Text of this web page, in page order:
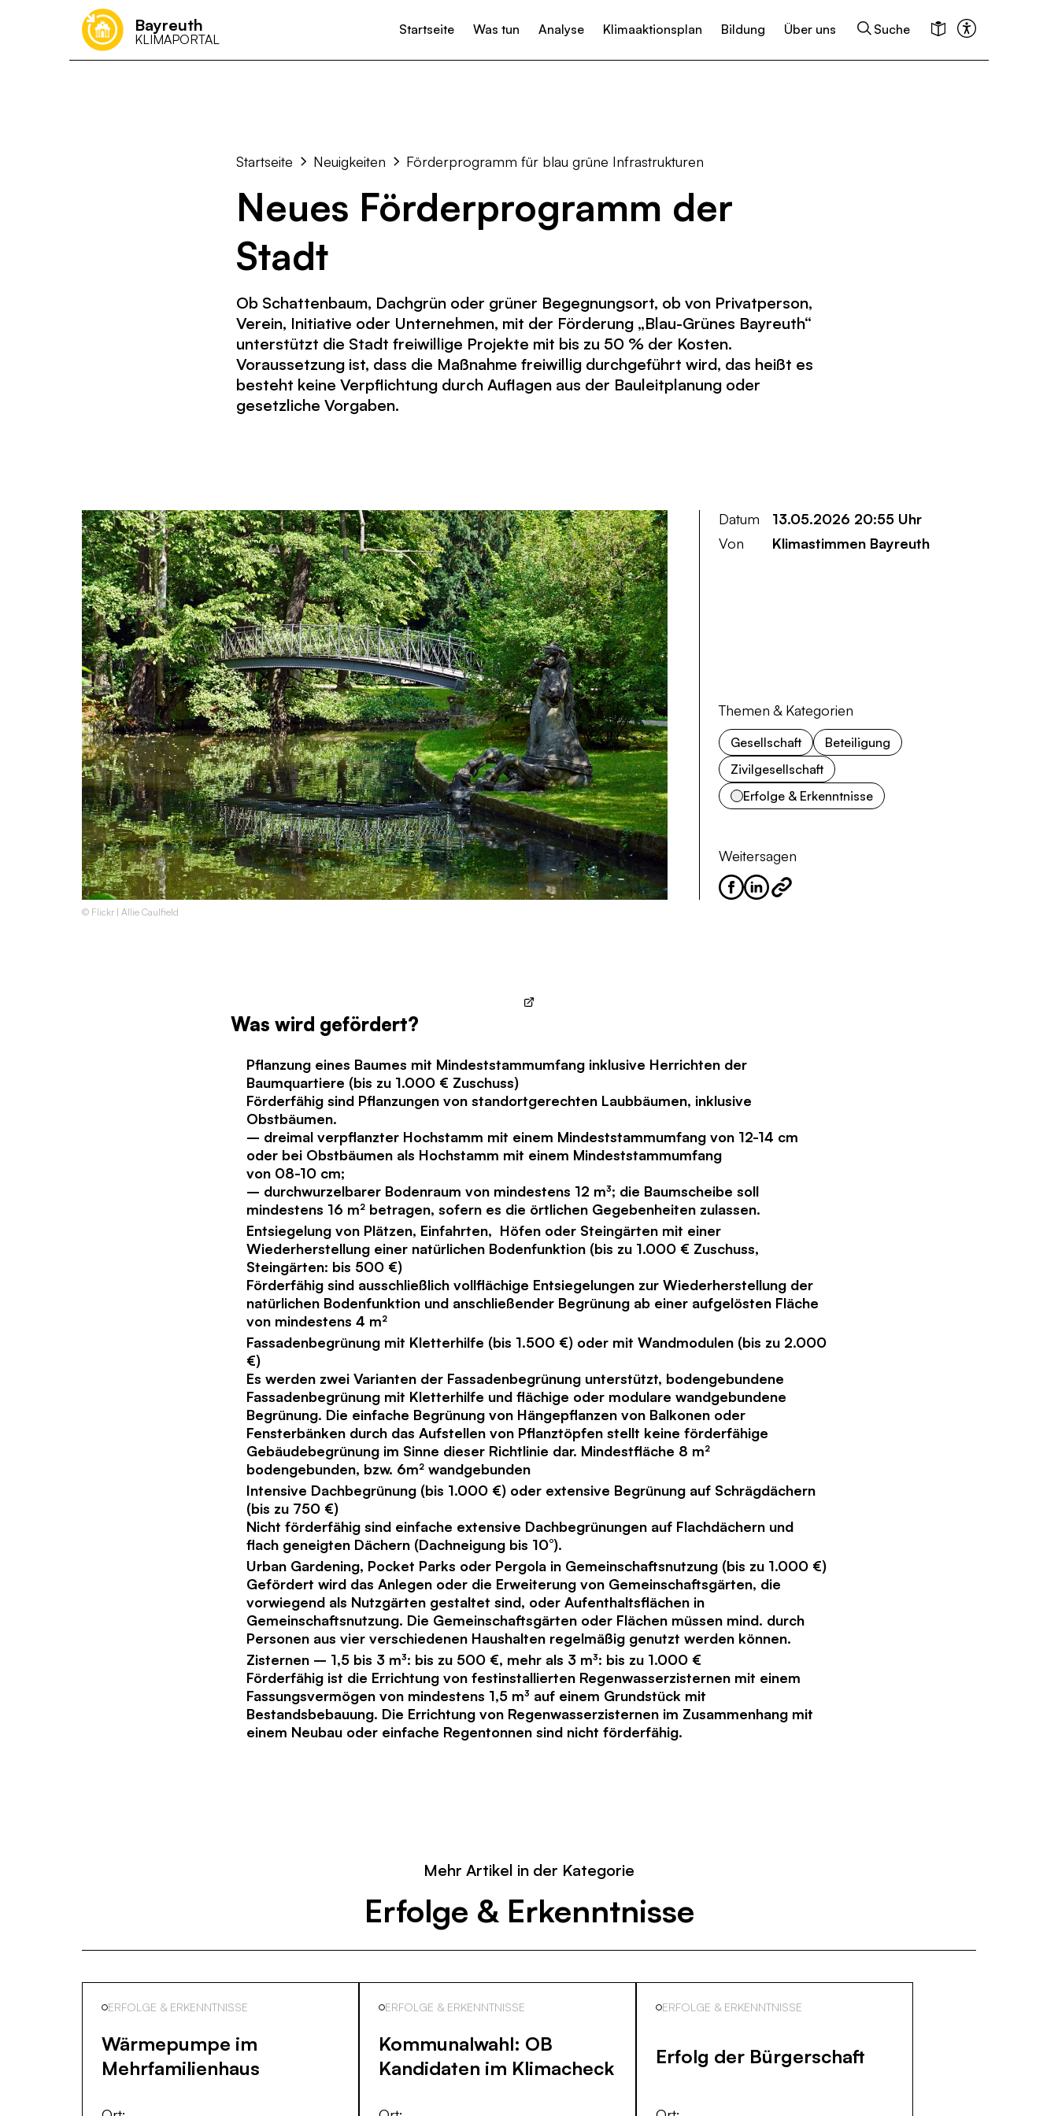
Bayreuth
KLIMAPORTAL
Startseite Was tun Analyse Klimaaktionsplan Bildung Über uns Suche
Landwirtschaft & Ernährung
Startseite Neuigkeiten Förderprogramm für blau grüne Infrastrukturen
Neues Förderprogramm der
Stadt
Ob Schattenbaum, Dachgrün oder grüner Begegnungsort, ob von Privatperson,
Verein, Initiative oder Unternehmen, mit der Förderung „Blau-Grünes Bayreuth“
unterstützt die Stadt freiwillige Projekte mit bis zu 50 % der Kosten.
Voraussetzung ist, dass die Maßnahme freiwillig durchgeführt wird, das heißt es
besteht keine Verpflichtung durch Auflagen aus der Bauleitplanung oder
gesetzliche Vorgaben.
© Flickr | Allie Caulfield
Datum
13.05.2026 20:55 Uhr
Von
Klimastimmen Bayreuth
Themen & Kategorien
Gesellschaft
Beteiligung
Zivilgesellschaft
Erfolge & Erkenntnisse
Weitersagen
Was wird gefördert?
Pflanzung eines Baumes mit Mindeststammumfang inklusive Herrichten der
Baumquartiere (bis zu 1.000 € Zuschuss)
Förderfähig sind Pflanzungen von standortgerechten Laubbäumen, inklusive
Obstbäumen.
– dreimal verpflanzter Hochstamm mit einem Mindeststammumfang von 12-14 cm
oder bei Obstbäumen als Hochstamm mit einem Mindeststammumfang
von 08-10 cm;
– durchwurzelbarer Bodenraum von mindestens 12 m³; die Baumscheibe soll
mindestens 16 m² betragen, sofern es die örtlichen Gegebenheiten zulassen.
Entsiegelung von Plätzen, Einfahrten, Höfen oder Steingärten mit einer
Wiederherstellung einer natürlichen Bodenfunktion (bis zu 1.000 € Zuschuss,
Steingärten: bis 500 €)
Förderfähig sind ausschließlich vollflächige Entsiegelungen zur Wiederherstellung der
natürlichen Bodenfunktion und anschließender Begrünung ab einer aufgelösten Fläche
von mindestens 4 m²
Fassadenbegrünung mit Kletterhilfe (bis 1.500 €) oder mit Wandmodulen (bis zu 2.000
€)
Es werden zwei Varianten der Fassadenbegrünung unterstützt, bodengebundene
Fassadenbegrünung mit Kletterhilfe und flächige oder modulare wandgebundene
Begrünung. Die einfache Begrünung von Hängepflanzen von Balkonen oder
Fensterbänken durch das Aufstellen von Pflanztöpfen stellt keine förderfähige
Gebäudebegrünung im Sinne dieser Richtlinie dar. Mindestfläche 8 m²
bodengebunden, bzw. 6m² wandgebunden
Intensive Dachbegrünung (bis 1.000 €) oder extensive Begrünung auf Schrägdächern
(bis zu 750 €)
Nicht förderfähig sind einfache extensive Dachbegrünungen auf Flachdächern und
flach geneigten Dächern (Dachneigung bis 10°).
Urban Gardening, Pocket Parks oder Pergola in Gemeinschaftsnutzung (bis zu 1.000 €)
Gefördert wird das Anlegen oder die Erweiterung von Gemeinschaftsgärten, die
vorwiegend als Nutzgärten gestaltet sind, oder Aufenthaltsflächen in
Gemeinschaftsnutzung. Die Gemeinschaftsgärten oder Flächen müssen mind. durch
Personen aus vier verschiedenen Haushalten regelmäßig genutzt werden können.
Zisternen – 1,5 bis 3 m³: bis zu 500 €, mehr als 3 m³: bis zu 1.000 €
Förderfähig ist die Errichtung von festinstallierten Regenwasserzisternen mit einem
Fassungsvermögen von mindestens 1,5 m³ auf einem Grundstück mit
Bestandsbebauung. Die Errichtung von Regenwasserzisternen im Zusammenhang mit
einem Neubau oder einfache Regentonnen sind nicht förderfähig.
Mehr Artikel in der Kategorie
Erfolge & Erkenntnisse
ERFOLGE & ERKENNTNISSE
Wärmepumpe im
Mehrfamilien­haus
ERFOLGE & ERKENNTNISSE
Kommunalwahl: OB
Kandidaten im Klimacheck
ERFOLGE & ERKENNTNISSE
Erfolg der Bürgerschaft